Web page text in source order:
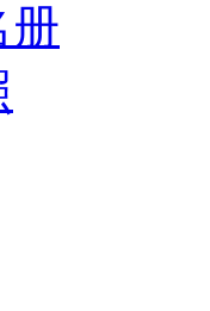
册